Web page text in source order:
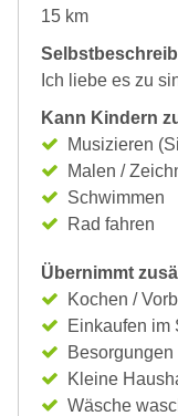
15 km
Ich liebe es zu
Kann Kindern
Musizieren
Malen /
Schwimmen
Rad fahren
Übernimmt
Kochen /
Einkaufen im
Kleine
Wäsche